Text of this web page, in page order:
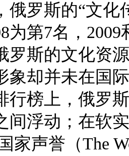
俄罗斯的“文
为第7名，
斯的文化资源
象却并未在国
行榜上，俄罗
间浮动；在软
家声誉（The